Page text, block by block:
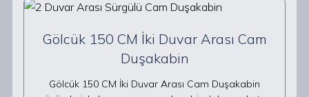
Gölcük 150 CM İki Duvar Arası Cam
Duşakabin
Gölcük 150 CM İki Duvar Arası Cam Duşakabin